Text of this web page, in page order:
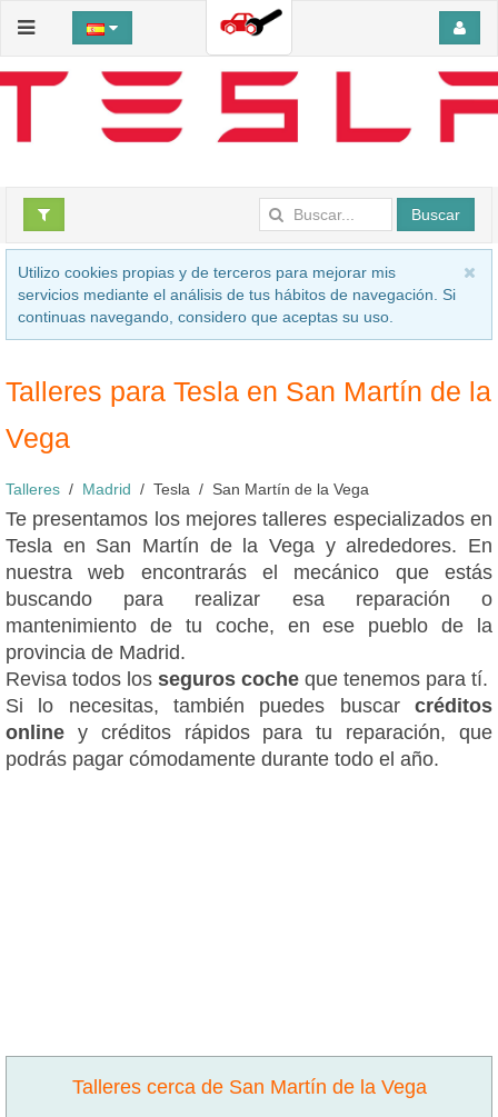
Buscar
Utilizo cookies propias y de terceros para mejorar mis
servicios mediante el análisis de tus hábitos de navegación. Si
continuas navegando, considero que aceptas su uso.
Talleres para Tesla en San Martín de la
Vega
Talleres Madrid Tesla San Martín de la Vega
Te presentamos los mejores talleres especializados en
Tesla en San Martín de la Vega y alrededores. En
nuestra web encontrarás el mecánico que estás
buscando para realizar esa reparación o
mantenimiento de tu coche, en ese pueblo de la
provincia de Madrid.
Revisa todos los seguros coche que tenemos para tí.
Si lo necesitas, también puedes buscar créditos
online y créditos rápidos para tu reparación, que
podrás pagar cómodamente durante todo el año.
Talleres cerca de San Martín de la Vega